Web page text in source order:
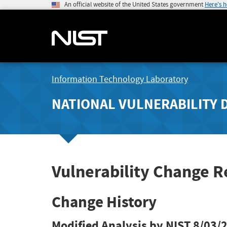
An official website of the United States government Here's
Information Technology Laboratory
NATIONAL VULNERABILITY
Vulnerability Change
Change History